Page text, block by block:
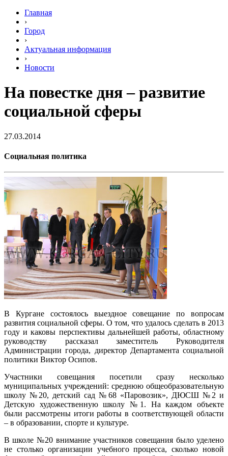
Главная
›
Город
›
Актуальная информация
›
Новости
На повестке дня – развитие
социальной сферы
27.03.2014
Социальная политика
В Кургане состоялось выездное совещание по вопросам
развития социальной сферы. О том, что удалось сделать в 2013
году и каковы перспективы дальнейшей работы, областному
руководству рассказал заместитель Руководителя
Администрации города, директор Департамента социальной
политики Виктор Осипов.
Участники совещания посетили сразу несколько
муниципальных учреждений: среднюю общеобразовательную
школу №20, детский сад №68 «Паровозик», ДЮСШ №2 и
Детскую художественную школу №1. На каждом объекте
были рассмотрены итоги работы в соответствующей области
– в образовании, спорте и культуре.
В школе №20 внимание участников совещания было уделено
не столько организации учебного процесса, сколько новой